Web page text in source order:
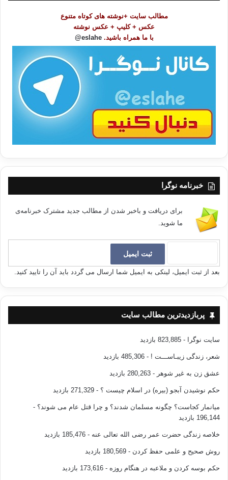
مطالب سایت +نوشته های کوتاه متنوع
عکس + کلیپ + عکس نوشته
با ما همراه باشید. eslahe@
خبرنامه نوگرا
برای دریافت و باخبر شدن از مطالب جدید مشترک خبرنامه‌ی
ما شوید.
بعد از ثبت ایمیل، لینکی به ایمیل شما ارسال می گردد باید آن را تایید کنید.
پربازدیدترین مطالب سایت
سایت نوگرا - 823,885 بازدید
شعر، زندگی زیبـاســـت ! - 485,306 بازدید
عشق زن به غیر شوهر - 280,263 بازدید
حکم نوشیدن آبجو (بیره) در اسلام چیست ؟ - 271,329 بازدید
میانمار کجاست؟ چگونه مسلمان شدند؟ و چرا قتل عام می شوند؟ -
196,144 بازدید
خلاصه زندگی حضرت عمر رضی الله تعالی عنه - 185,476 بازدید
روش صحیح و علمی حفظ کردن - 180,569 بازدید
حکم بوسه کردن و ملاعبه در هنگام روزه - 173,616 بازدید